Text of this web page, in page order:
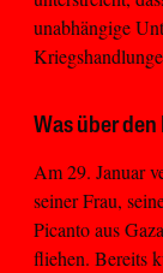
unabhängige
Was über
Am 29. Januar
seiner Frau,
Picanto aus
fliehen. Bereits